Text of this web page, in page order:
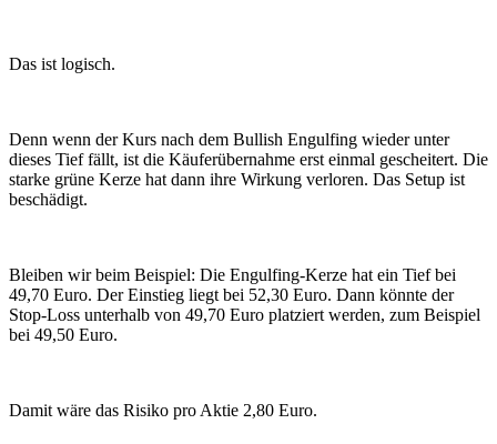
Das ist logisch.
Denn wenn der Kurs nach dem Bullish Engulfing wieder unter
dieses Tief fällt, ist die Käuferübernahme erst einmal gescheitert. Die
starke grüne Kerze hat dann ihre Wirkung verloren. Das Setup ist
beschädigt.
Bleiben wir beim Beispiel: Die Engulfing-Kerze hat ein Tief bei
49,70 Euro. Der Einstieg liegt bei 52,30 Euro. Dann könnte der
Stop-Loss unterhalb von 49,70 Euro platziert werden, zum Beispiel
bei 49,50 Euro.
Damit wäre das Risiko pro Aktie 2,80 Euro.